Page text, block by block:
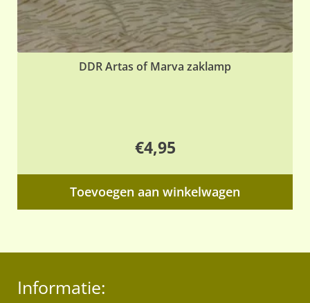
DDR Artas of Marva zaklamp
€4,95
Toevoegen aan winkelwagen
Informatie: